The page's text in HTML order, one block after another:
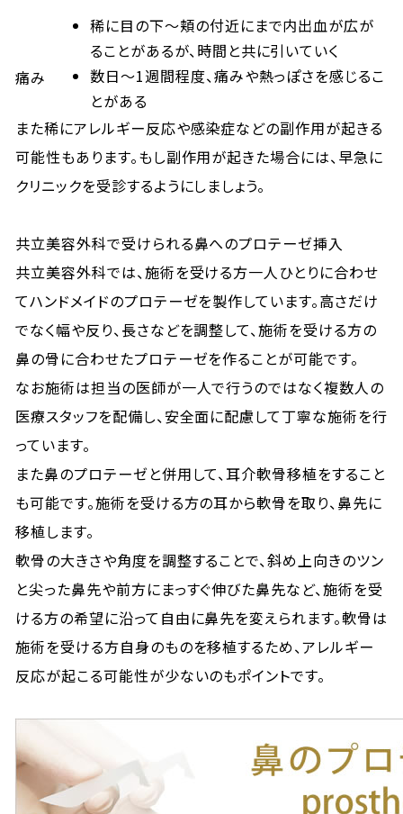
稀に目の下～頬の付近にまで内出血が広が
ることがあるが、時間と共に引いていく
痛み
数日～1週間程度、痛みや熱っぽさを感じるこ
とがある
また稀にアレルギー反応や感染症などの副作用が起きる
可能性もあります。もし副作用が起きた場合には、早急に
クリニックを受診するようにしましょう。
共立美容外科で受けられる鼻へのプロテーゼ挿入
共立美容外科では、施術を受ける方一人ひとりに合わせ
てハンドメイドのプロテーゼを製作しています。高さだけ
でなく幅や反り、長さなどを調整して、施術を受ける方の
鼻の骨に合わせたプロテーゼを作ることが可能です。
なお施術は担当の医師が一人で行うのではなく複数人の
医療スタッフを配備し、安全面に配慮して丁寧な施術を行
っています。
また鼻のプロテーゼと併用して、耳介軟骨移植をすること
も可能です。施術を受ける方の耳から軟骨を取り、鼻先に
移植します。
軟骨の大きさや角度を調整することで、斜め上向きのツン
と尖った鼻先や前方にまっすぐ伸びた鼻先など、施術を受
ける方の希望に沿って自由に鼻先を変えられます。軟骨は
施術を受ける方自身のものを移植するため、アレルギー
反応が起こる可能性が少ないのもポイントです。